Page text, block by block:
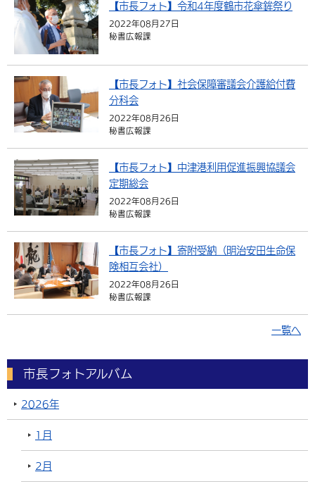
組織案内
選挙 外国人の方向け情報
相談・支援・情報 計画・施策
遊ぶ・体験する
買う・おみやげ
移住・定住
中津市について
地方創生・地域活性化
行政・計画
【市長フォト】令和4年度鶴市花傘鉾祭り
2022年08月27日
秘書広報課
【市長フォト】社会保障審議会介護給付費
分科会
2022年08月26日
秘書広報課
【市長フォト】中津港利用促進振興協議会
定期総会
2022年08月26日
秘書広報課
【市長フォト】寄附受納（明治安田生命保
険相互会社）
2022年08月26日
秘書広報課
一覧へ
市長フォトアルバム
2026年
1月
2月